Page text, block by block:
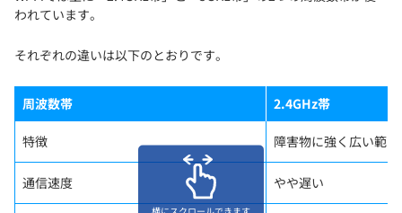
われています。
それぞれの違いは以下のとおりです。
周波数帯 2.4GHz帯
特徴 障害物に強く広い範
通信速度 やや遅い